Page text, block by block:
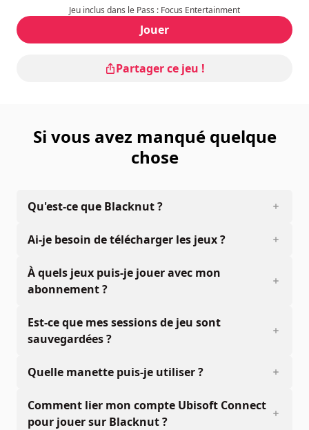
Jeu inclus dans le Pass : Focus Entertainment
Jouer
Partager ce jeu !
Si vous avez manqué quelque
chose
Qu'est-ce que Blacknut ?
Ai-je besoin de télécharger les jeux ?
À quels jeux puis-je jouer avec mon
abonnement ?
Est-ce que mes sessions de jeu sont
sauvegardées ?
Quelle manette puis-je utiliser ?
Comment lier mon compte Ubisoft Connect
pour jouer sur Blacknut ?